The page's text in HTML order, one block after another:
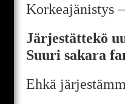
Korkeajänistys
Järjestättekö
Suuri sakara
Ehkä